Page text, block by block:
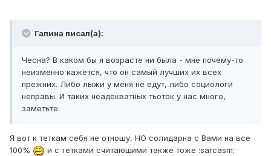
Галина писал(а):
Чесна? В каком бы я возрасте ни была - мне почему-то
неизменно кажется, что он самый лучших их всех
прежних. Либо лыжи у меня не едут, либо социологи
неправы. И таких неадекватных тьоток у нас много,
заметьте.
Я вот к теткам себя не отношу, НО солидарна с Вами на все
100%
и с тетками считающими также тоже :sarcasm: